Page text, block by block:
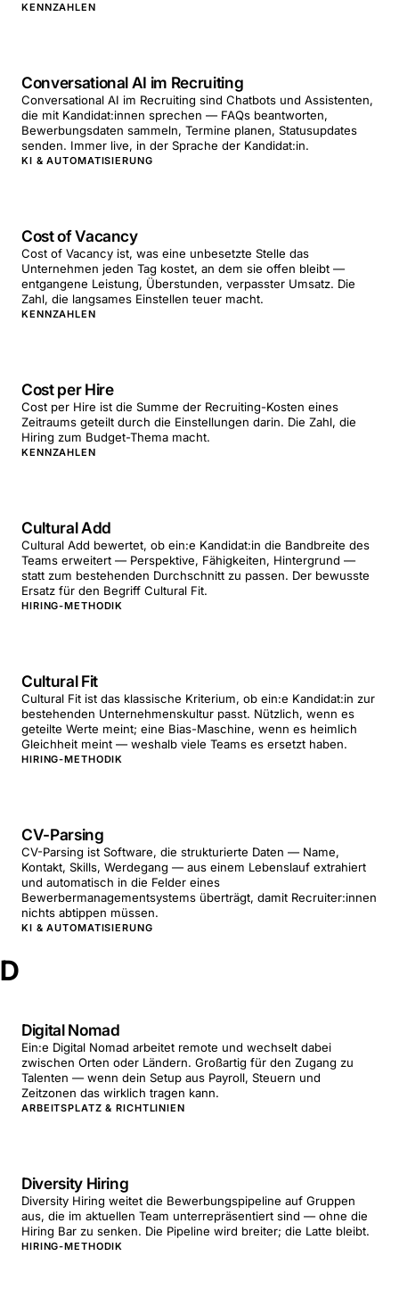
KENNZAHLEN
Conversational AI im Recruiting
Conversational AI im Recruiting sind Chatbots und Assistenten,
die mit Kandidat:innen sprechen — FAQs beantworten,
Bewerbungsdaten sammeln, Termine planen, Statusupdates
senden. Immer live, in der Sprache der Kandidat:in.
KI & AUTOMATISIERUNG
Cost of Vacancy
Cost of Vacancy ist, was eine unbesetzte Stelle das
Unternehmen jeden Tag kostet, an dem sie offen bleibt —
entgangene Leistung, Überstunden, verpasster Umsatz. Die
Zahl, die langsames Einstellen teuer macht.
KENNZAHLEN
Cost per Hire
Cost per Hire ist die Summe der Recruiting-Kosten eines
Zeitraums geteilt durch die Einstellungen darin. Die Zahl, die
Hiring zum Budget-Thema macht.
KENNZAHLEN
Cultural Add
Cultural Add bewertet, ob ein:e Kandidat:in die Bandbreite des
Teams erweitert — Perspektive, Fähigkeiten, Hintergrund —
statt zum bestehenden Durchschnitt zu passen. Der bewusste
Ersatz für den Begriff Cultural Fit.
HIRING-METHODIK
Cultural Fit
Cultural Fit ist das klassische Kriterium, ob ein:e Kandidat:in zur
bestehenden Unternehmenskultur passt. Nützlich, wenn es
geteilte Werte meint; eine Bias-Maschine, wenn es heimlich
Gleichheit meint — weshalb viele Teams es ersetzt haben.
HIRING-METHODIK
CV-Parsing
CV-Parsing ist Software, die strukturierte Daten — Name,
Kontakt, Skills, Werdegang — aus einem Lebenslauf extrahiert
und automatisch in die Felder eines
Bewerbermanagementsystems überträgt, damit Recruiter:innen
nichts abtippen müssen.
KI & AUTOMATISIERUNG
D
Digital Nomad
Ein:e Digital Nomad arbeitet remote und wechselt dabei
zwischen Orten oder Ländern. Großartig für den Zugang zu
Talenten — wenn dein Setup aus Payroll, Steuern und
Zeitzonen das wirklich tragen kann.
ARBEITSPLATZ & RICHTLINIEN
Diversity Hiring
Diversity Hiring weitet die Bewerbungspipeline auf Gruppen
aus, die im aktuellen Team unterrepräsentiert sind — ohne die
Hiring Bar zu senken. Die Pipeline wird breiter; die Latte bleibt.
HIRING-METHODIK